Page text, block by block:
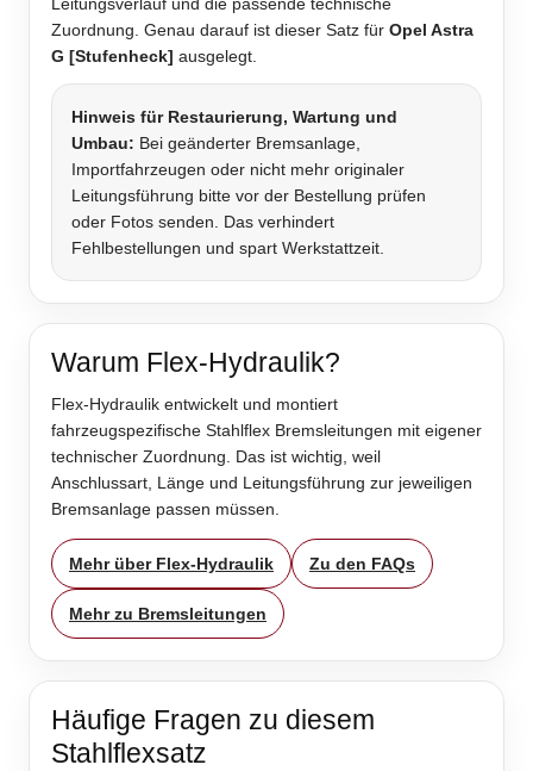
Zuordnung. Genau darauf ist dieser Satz für Opel Astra
G [Stufenheck] ausgelegt.
Hinweis für Restaurierung, Wartung und
Umbau: Bei geänderter Bremsanlage,
Importfahrzeugen oder nicht mehr originaler
Leitungsführung bitte vor der Bestellung prüfen
oder Fotos senden. Das verhindert
Fehlbestellungen und spart Werkstattzeit.
Warum Flex-Hydraulik?
Flex-Hydraulik entwickelt und montiert
fahrzeugspezifische Stahlflex Bremsleitungen mit eigener
technischer Zuordnung. Das ist wichtig, weil
Anschlussart, Länge und Leitungsführung zur jeweiligen
Bremsanlage passen müssen.
Mehr über Flex-Hydraulik Zu den FAQs
Mehr zu Bremsleitungen
Häufige Fragen zu diesem
Stahlflexsatz